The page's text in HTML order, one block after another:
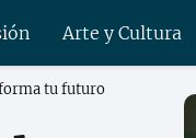
Arte y Cultura
tu futuro